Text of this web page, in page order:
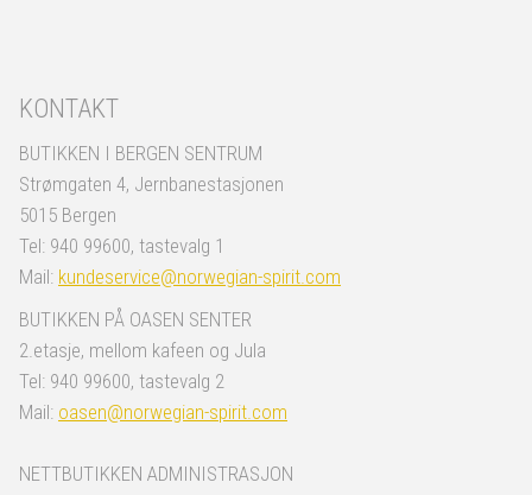
KONTAKT
BUTIKKEN I BERGEN SENTRUM
Strømgaten 4, Jernbanestasjonen
5015 Bergen
Tel: 940 99600, tastevalg 1
Mail: kundeservice@norwegian-spirit.com
BUTIKKEN PÅ OASEN SENTER
2.etasje, mellom kafeen og Jula
Tel: 940 99600, tastevalg 2
Mail: oasen@norwegian-spirit.com
NETTBUTIKKEN ADMINISTRASJON